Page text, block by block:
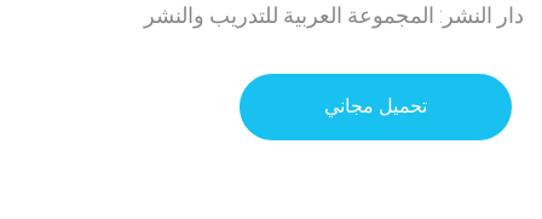
دار النشر: المجموعة العربية للتدريب والنشر
تحميل مجاني